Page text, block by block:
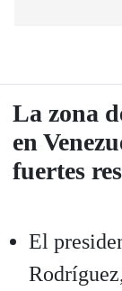
La zona
en
fuertes
El